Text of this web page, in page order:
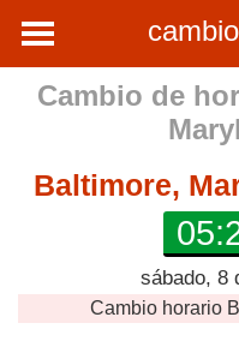
cambio
Cambio de
Baltimore,
sábado, 8
Cambio horario